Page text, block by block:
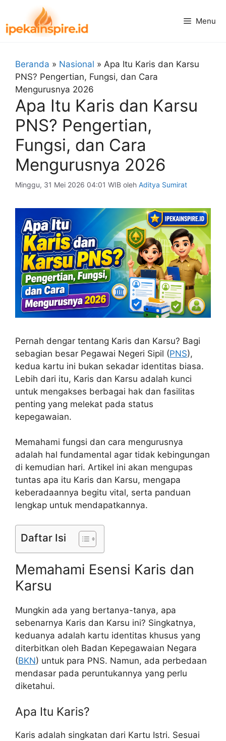
isi
Menu
Beranda » Nasional » Apa Itu Karis dan Karsu
PNS? Pengertian, Fungsi, dan Cara
Mengurusnya 2026
Apa Itu Karis dan Karsu
PNS? Pengertian,
Fungsi, dan Cara
Mengurusnya 2026
Minggu, 31 Mei 2026 04:01 WIB oleh Aditya Sumirat
Pernah dengar tentang Karis dan Karsu? Bagi
sebagian besar Pegawai Negeri Sipil (PNS),
kedua kartu ini bukan sekadar identitas biasa.
Lebih dari itu, Karis dan Karsu adalah kunci
untuk mengakses berbagai hak dan fasilitas
penting yang melekat pada status
kepegawaian.
Memahami fungsi dan cara mengurusnya
adalah hal fundamental agar tidak kebingungan
di kemudian hari. Artikel ini akan mengupas
tuntas apa itu Karis dan Karsu, mengapa
keberadaannya begitu vital, serta panduan
lengkap untuk mendapatkannya.
Daftar Isi
Memahami Esensi Karis dan
Karsu
Mungkin ada yang bertanya-tanya, apa
sebenarnya Karis dan Karsu ini? Singkatnya,
keduanya adalah kartu identitas khusus yang
diterbitkan oleh Badan Kepegawaian Negara
(BKN) untuk para PNS. Namun, ada perbedaan
mendasar pada peruntukannya yang perlu
diketahui.
Apa Itu Karis?
Karis adalah singkatan dari Kartu Istri. Sesuai